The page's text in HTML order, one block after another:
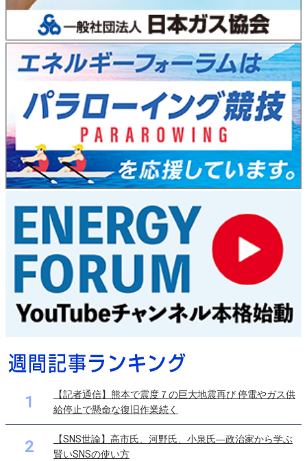
1
【記者通信】熊本で震度７の巨大地震再び 停電やガス供
給停止で懸命な復旧作業続く
2
【SNS世論】高市氏、河野氏、小泉氏―政治家から学ぶ
賢いSNSの使い方